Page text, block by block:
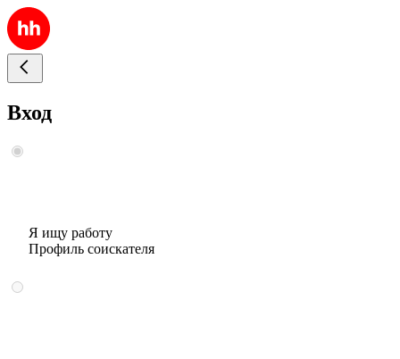
Вход
Я ищу работу
Профиль соискателя